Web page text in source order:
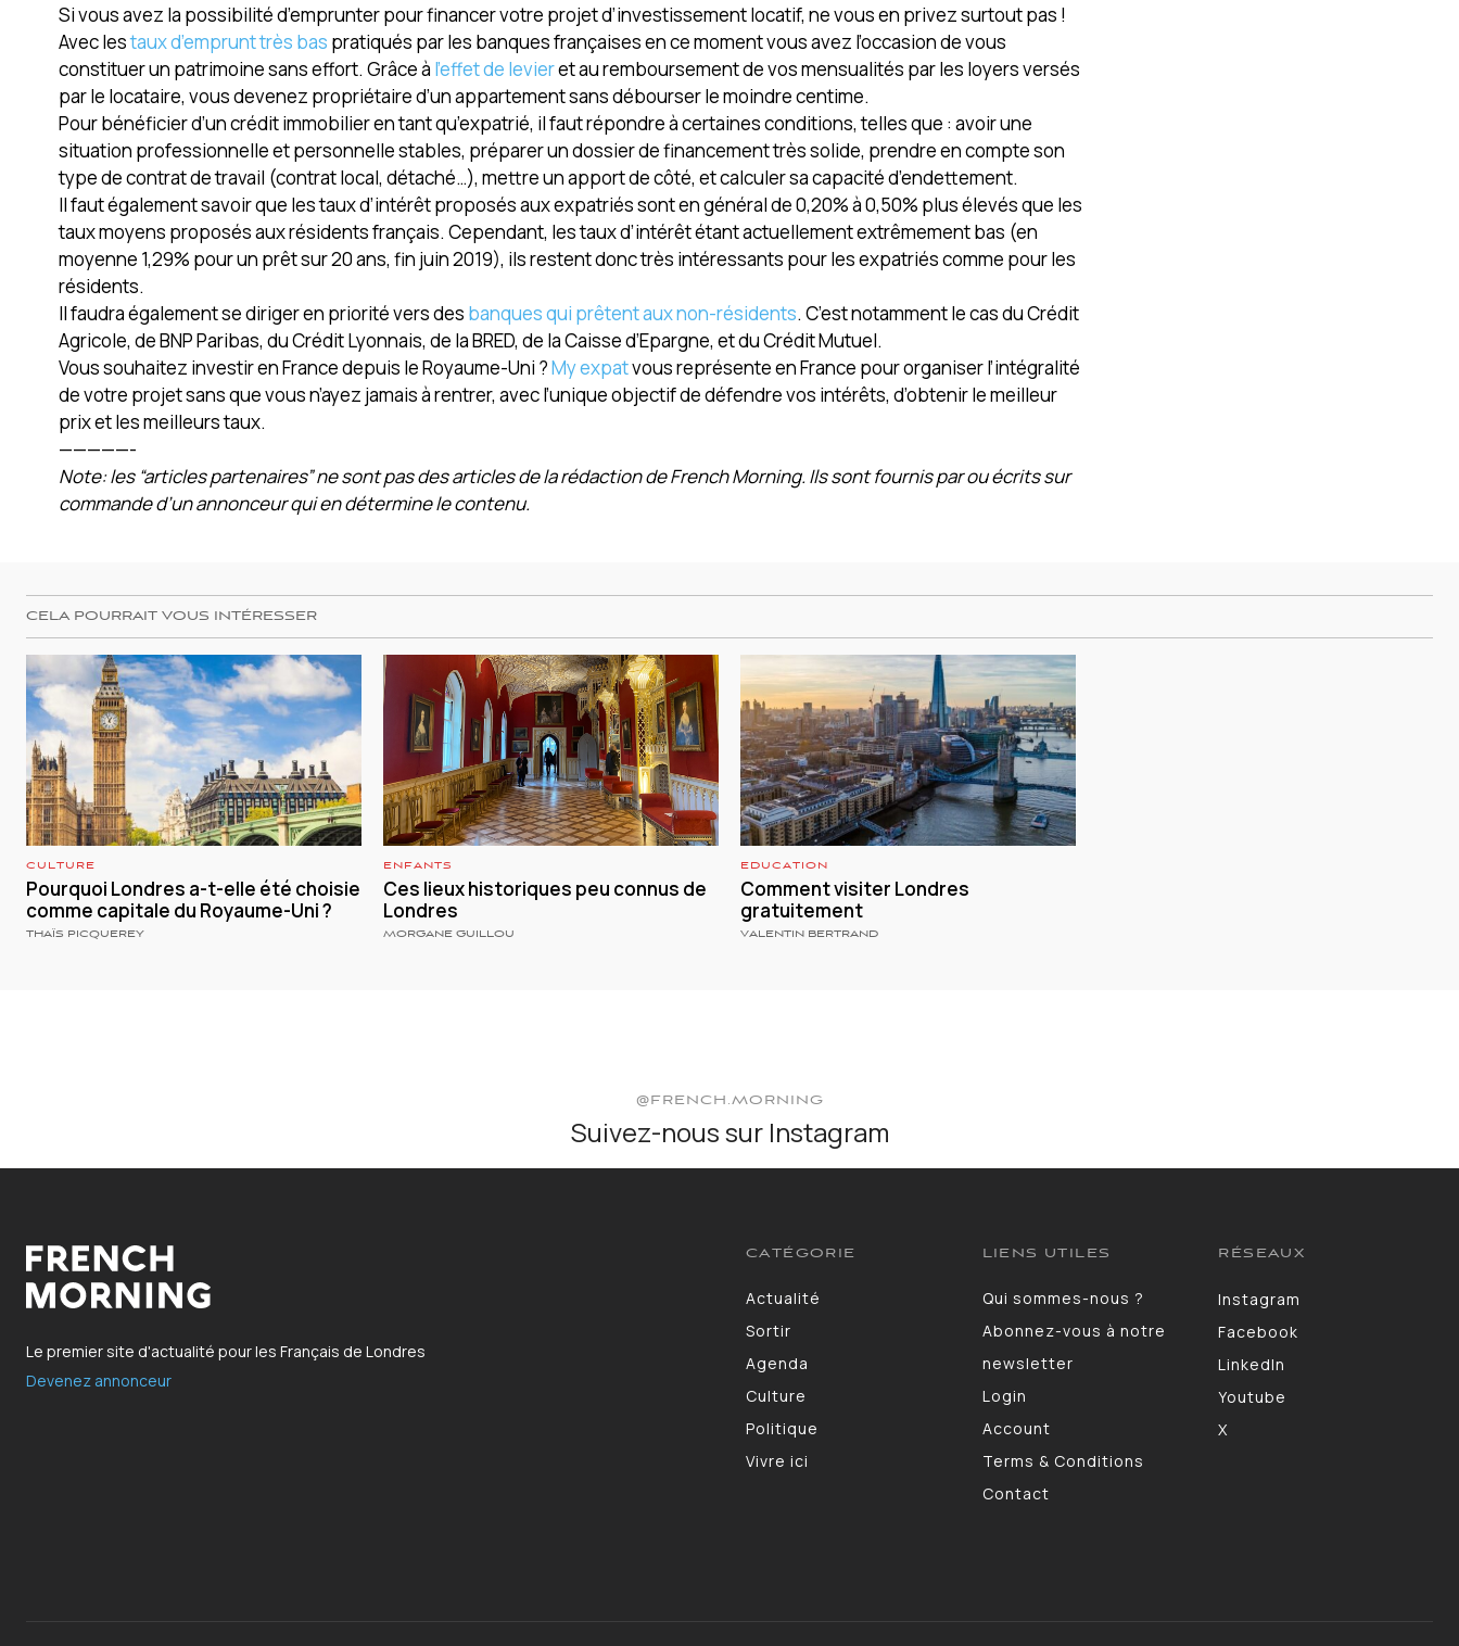
Si vous avez la possibilité d’emprunter pour financer votre projet d’investissement locatif, ne vous en privez surtout pas !
Avec lestaux d’emprunt très bas pratiqués par les banques françaises en ce moment vous avez l’occasion de vous
constituer un patrimoine sans effort. Grâce à l’effet de levieret au remboursement de vos mensualités par les loyers versés
par le locataire, vous devenez propriétaire d’un appartement sans débourser le moindre centime.
Pour bénéficier d’un crédit immobilier en tant qu’expatrié, il faut répondre à certaines conditions, telles que : avoir une
situation professionnelle et personnelle stables, préparer un dossier de financement très solide, prendre en compte son
type de contrat de travail (contrat local, détaché…), mettre un apport de côté, et calculer sa capacité d’endettement.
Il faut également savoir que les taux d’intérêt proposés aux expatriés sont en général de 0,20% à 0,50% plus élevés que les
taux moyens proposés aux résidents français. Cependant, les taux d’intérêt étant actuellement extrêmement bas (en
moyenne 1,29% pour un prêt sur 20 ans, fin juin 2019), ils restent donc très intéressants pour les expatriés comme pour les
résidents.
Il faudra également se diriger en priorité vers des banques qui prêtent aux non-résidents. C’est notamment le cas du Crédit
Agricole, de BNP Paribas, du Crédit Lyonnais, de la BRED, de la Caisse d’Epargne, et du Crédit Mutuel.
Vous souhaitez investir en France depuis le Royaume-Uni ?My expatvous représente en France pour organiser l’intégralité
de votre projet sans que vous n’ayez jamais à rentrer, avec l’unique objectif de défendre vos intérêts, d’obtenir le meilleur
prix et les meilleurs taux.
—————-
Note: les “articles partenaires” ne sont pas des articles de la rédaction de French Morning. Ils sont fournis par ou écrits sur
commande d’un annonceur qui en détermine le contenu.
CELA POURRAIT VOUS INTÉRESSER
CULTURE
Pourquoi Londres a-t-elle été choisie
comme capitale du Royaume-Uni ?
THAÏS PICQUEREY
ENFANTS
Ces lieux historiques peu connus de
Londres
MORGANE GUILLOU
EDUCATION
Comment visiter Londres
gratuitement
VALENTIN BERTRAND
@FRENCH.MORNING
Suivez-nous sur Instagram
Le premier site d'actualité pour les Français de Londres
Devenez annonceur
CATÉGORIE
Actualité
Sortir
Agenda
Culture
Politique
Vivre ici
LIENS UTILES
Qui sommes-nous ?
Abonnez-vous à notre
newsletter
Login
Account
Terms & Conditions
Contact
RÉSEAUX
Instagram
Facebook
LinkedIn
Youtube
X